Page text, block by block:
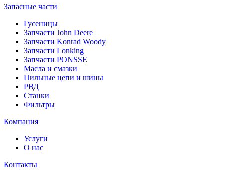
Запасные части
Гусеницы
Запчасти John Deere
Запчасти Konrad Woody
Запчасти Lonking
Запчасти PONSSE
Масла и смазки
Пильные цепи и шины
РВД
Станки
Фильтры
Компания
Услуги
О нас
Контакты